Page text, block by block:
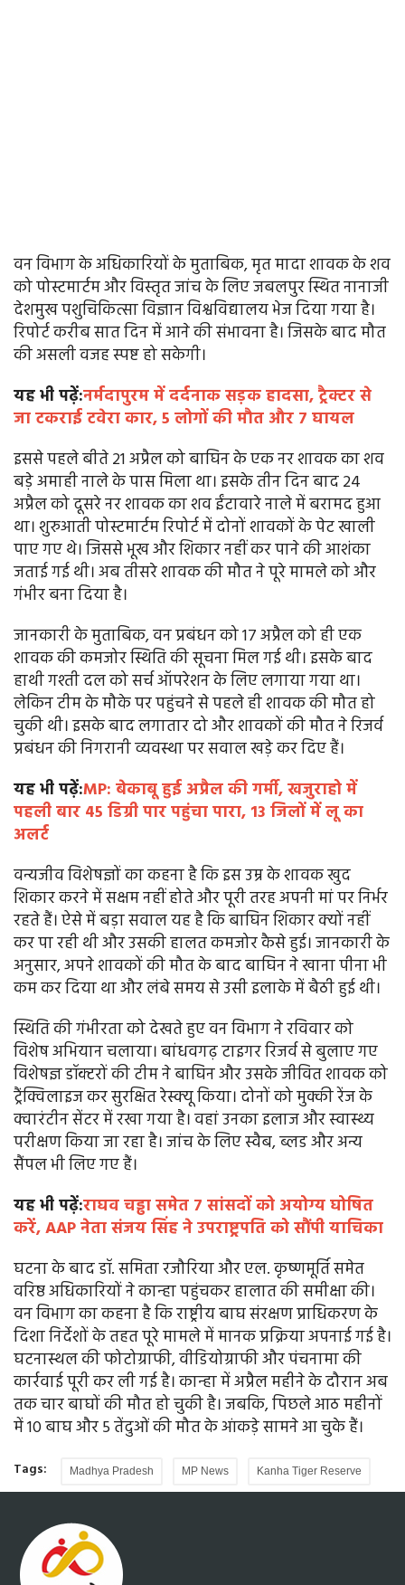
वन विभाग के अधिकारियों के मुताबिक, मृत मादा शावक के शव
को पोस्टमार्टम और विस्तृत जांच के लिए जबलपुर स्थित नानाजी
देशमुख पशुचिकित्सा विज्ञान विश्वविद्यालय भेज दिया गया है।
रिपोर्ट करीब सात दिन में आने की संभावना है। जिसके बाद मौत
की असली वजह स्पष्ट हो सकेगी।
यह भी पढ़ें:नर्मदापुरम में दर्दनाक सड़क हादसा, ट्रैक्टर से
जा टकराई टवेरा कार, 5 लोगों की मौत और 7 घायल
इससे पहले बीते 21 अप्रैल को बाघिन के एक नर शावक का शव
बड़े अमाही नाले के पास मिला था। इसके तीन दिन बाद 24
अप्रैल को दूसरे नर शावक का शव ईंटावारे नाले में बरामद हुआ
था। शुरुआती पोस्टमार्टम रिपोर्ट में दोनों शावकों के पेट खाली
पाए गए थे। जिससे भूख और शिकार नहीं कर पाने की आशंका
जताई गई थी। अब तीसरे शावक की मौत ने पूरे मामले को और
गंभीर बना दिया है।
जानकारी के मुताबिक, वन प्रबंधन को 17 अप्रैल को ही एक
शावक की कमजोर स्थिति की सूचना मिल गई थी। इसके बाद
हाथी गश्ती दल को सर्च ऑपरेशन के लिए लगाया गया था।
लेकिन टीम के मौके पर पहुंचने से पहले ही शावक की मौत हो
चुकी थी। इसके बाद लगातार दो और शावकों की मौत ने रिजर्व
प्रबंधन की निगरानी व्यवस्था पर सवाल खड़े कर दिए हैं।
यह भी पढ़ें:MP: बेकाबू हुई अप्रैल की गर्मी, खजुराहो में
पहली बार 45 डिग्री पार पहुंचा पारा, 13 जिलों में लू का
अलर्ट
वन्यजीव विशेषज्ञों का कहना है कि इस उम्र के शावक खुद
शिकार करने में सक्षम नहीं होते और पूरी तरह अपनी मां पर निर्भर
रहते हैं। ऐसे में बड़ा सवाल यह है कि बाघिन शिकार क्यों नहीं
कर पा रही थी और उसकी हालत कमजोर कैसे हुई। जानकारी के
अनुसार, अपने शावकों की मौत के बाद बाघिन ने खाना पीना भी
कम कर दिया था और लंबे समय से उसी इलाके में बैठी हुई थी।
स्थिति की गंभीरता को देखते हुए वन विभाग ने रविवार को
विशेष अभियान चलाया। बांधवगढ़ टाइगर रिजर्व से बुलाए गए
विशेषज्ञ डॉक्टरों की टीम ने बाघिन और उसके जीवित शावक को
ट्रैंक्विलाइज कर सुरक्षित रेस्क्यू किया। दोनों को मुक्की रेंज के
क्वारंटीन सेंटर में रखा गया है। वहां उनका इलाज और स्वास्थ्य
परीक्षण किया जा रहा है। जांच के लिए स्वैब, ब्लड और अन्य
सैंपल भी लिए गए हैं।
यह भी पढ़ें:राघव चड्ढा समेत 7 सांसदों को अयोग्य घोषित
करें, AAP नेता संजय सिंह ने उपराष्ट्रपति को सौंपी याचिका
घटना के बाद डॉ. समिता रजौरिया और एल. कृष्णमूर्ति समेत
वरिष्ठ अधिकारियों ने कान्हा पहुंचकर हालात की समीक्षा की।
वन विभाग का कहना है कि राष्ट्रीय बाघ संरक्षण प्राधिकरण के
दिशा निर्देशों के तहत पूरे मामले में मानक प्रक्रिया अपनाई गई है।
घटनास्थल की फोटोग्राफी, वीडियोग्राफी और पंचनामा की
कार्रवाई पूरी कर ली गई है। कान्हा में अप्रैल महीने के दौरान अब
तक चार बाघों की मौत हो चुकी है। जबकि, पिछले आठ महीनों
में 10 बाघ और 5 तेंदुओं की मौत के आंकड़े सामने आ चुके हैं।
Tags: Madhya Pradesh MP News Kanha Tiger Reserve